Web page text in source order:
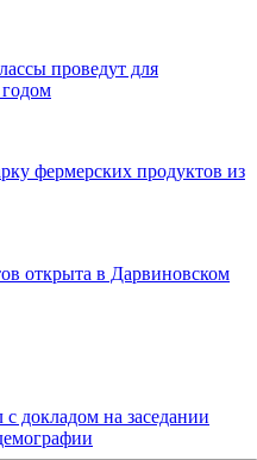
проведут для
фермерских продуктов из
открыта в Дарвиновском
докладом на заседании